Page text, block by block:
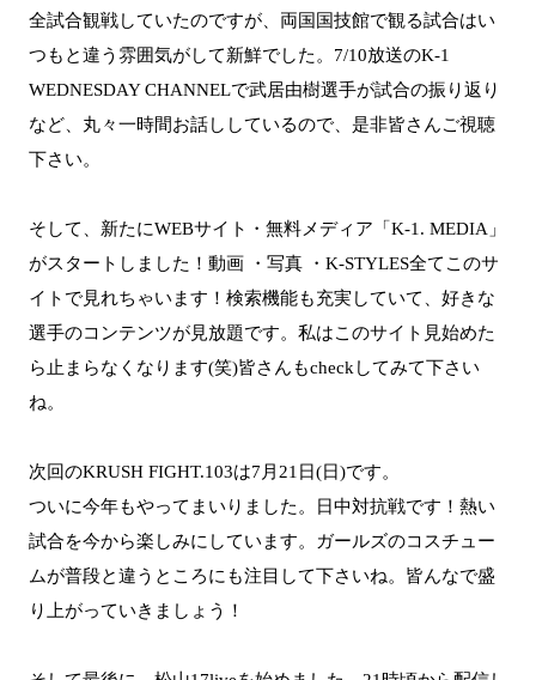
全試合観戦していたのですが、両国国技館で観る試合はい
つもと違う雰囲気がして新鮮でした。7/10放送のK-1
WEDNESDAY CHANNELで武居由樹選手が試合の振り返り
など、丸々一時間お話ししているので、是非皆さんご視聴
下さい。
そして、新たにWEBサイト・無料メディア「K-1. MEDIA」
がスタートしました！動画 ・写真 ・K-STYLES全てこのサ
イトで見れちゃいます！検索機能も充実していて、好きな
選手のコンテンツが見放題です。私はこのサイト見始めた
ら止まらなくなります(笑)皆さんもcheckしてみて下さい
ね。
次回のKRUSH FIGHT.103は7月21日(日)です。
ついに今年もやってまいりました。日中対抗戦です！熱い
試合を今から楽しみにしています。ガールズのコスチュー
ムが普段と違うところにも注目して下さいね。皆んなで盛
り上がっていきましょう！